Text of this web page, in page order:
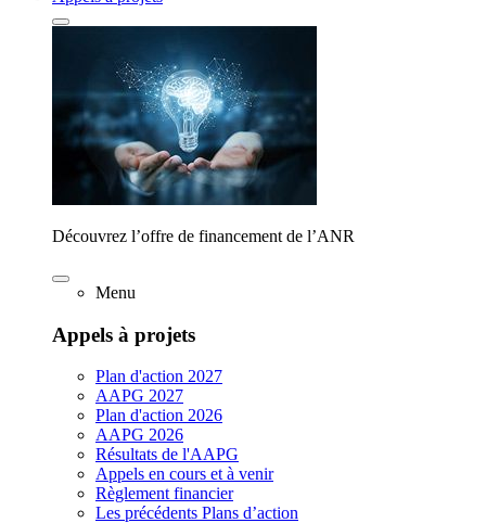
Découvrez l’offre de financement de l’ANR
Menu
Appels à projets
Plan d'action 2027
AAPG 2027
Plan d'action 2026
AAPG 2026
Résultats de l'AAPG
Appels en cours et à venir
Règlement financier
Les précédents Plans d’action